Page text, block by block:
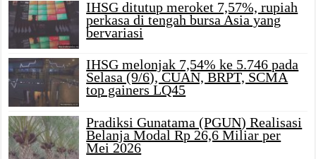
IHSG ditutup meroket 7,57%, rupiah
perkasa di tengah bursa Asia yang
bervariasi
IHSG melonjak 7,54% ke 5.746 pada
Selasa (9/6), CUAN, BRPT, SCMA
top gainers LQ45
Pradiksi Gunatama (PGUN) Realisasi
Belanja Modal Rp 26,6 Miliar per
Mei 2026